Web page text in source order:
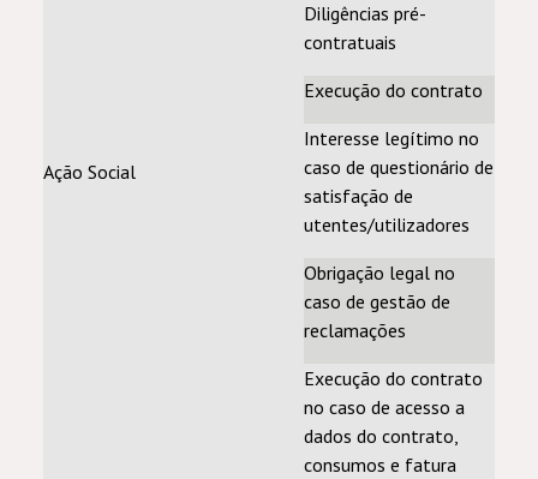
Ação Social
Diligências pré-
contratuais
Execução do contrato
Interesse legítimo no
caso de questionário de
satisfação de
utentes/utilizadores
Obrigação legal no
caso de gestão de
reclamações
Execução do contrato
no caso de acesso a
dados do contrato,
consumos e fatura